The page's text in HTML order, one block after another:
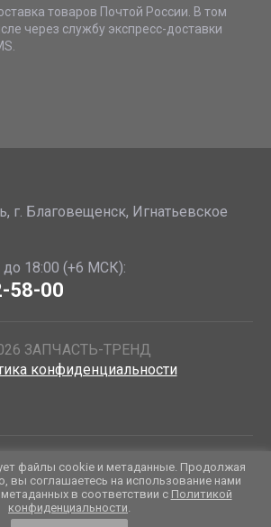
товаров Почтой России. В том
через службу экспресс-доставки
г. Благовещенск, Игнатьевское
до 18:00 (+6 МСК):
58-00
ЗАПЧАСТЬ-ТРЕНД
конфиденциальности
включая цены и технические
на сайте, не являются
положениями Статьи 437 (2)
информационный характер. Для
файлы cookie и метаданные. Продолжая
вы соглашаетесь на использование нами
в соответствии с Политикой
конфиденциальности.